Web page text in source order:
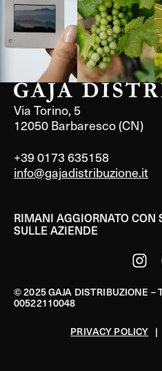
Via Torino, 5
12050 Barbaresco (CN)
+39 0173 635158
info@gajadistribuzione.it
RIMANI AGGIORNATO CON
SULLE AZIENDE
© 2025 GAJA
00522110048
PRIVACY POLICY |